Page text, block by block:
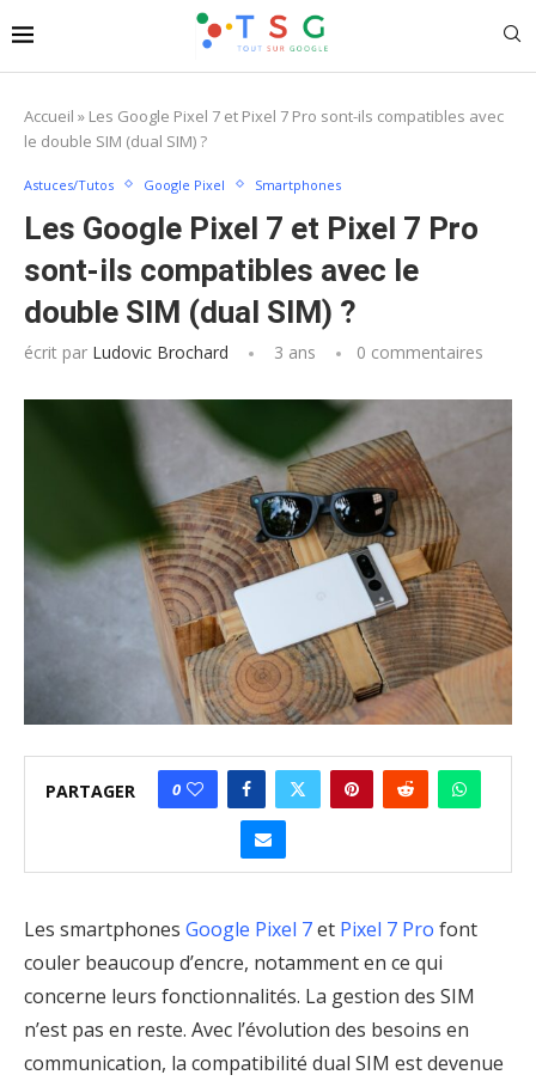
Accueil » Les Google Pixel 7 et Pixel 7 Pro sont-ils compatibles avec
le double SIM (dual SIM) ?
Astuces/Tutos Google Pixel Smartphones
Les Google Pixel 7 et Pixel 7 Pro
sont-ils compatibles avec le
double SIM (dual SIM) ?
écrit par Ludovic Brochard 3 ans 0 commentaires
PARTAGER 0
Les smartphones Google Pixel 7et Pixel 7 Pro font
couler beaucoup d’encre, notamment en ce qui
concerne leurs fonctionnalités. La gestion des SIM
n’est pas en reste. Avec l’évolution des besoins en
communication, la compatibilité dual SIM est devenue